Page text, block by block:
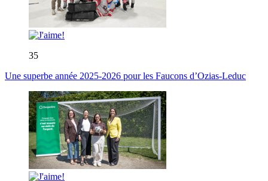
35
Une superbe année 2025-2026 pour les Faucons d’Ozias-Leduc